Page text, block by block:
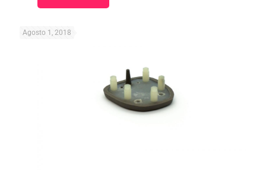
Agosto 1, 2018